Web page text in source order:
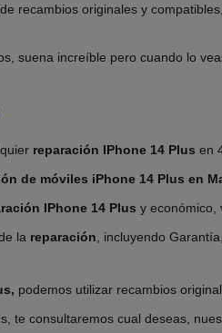
recambios originales y
suena increíble pero cuando lo
reparación IPhone 14 Plus en
de móviles iPhone 14 Plus en
IPhone 14 Plus y económico,
la reparación, incluyendo
podemos utilizar recambios
te consultaremos cual deseas,